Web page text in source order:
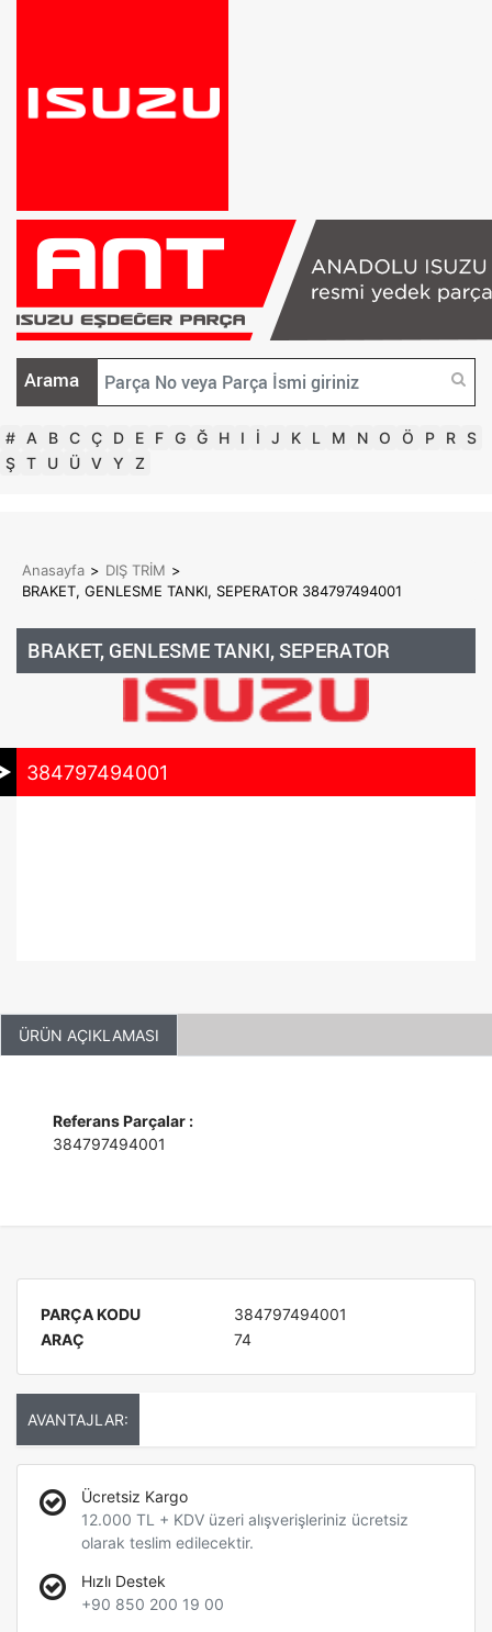
Arama
# A B C Ç D E F G Ğ H I İ J K L M N O Ö P R S
Ş T U Ü V Y Z
Anasayfa > DIŞ TRİM >
BRAKET, GENLESME TANKI, SEPERATOR 384797494001
BRAKET, GENLESME TANKI, SEPERATOR
384797494001
ÜRÜN AÇIKLAMASI
Referans Parçalar :
384797494001
PARÇA KODU
384797494001
ARAÇ
74
AVANTAJLAR:
Ücretsiz Kargo
12.000 TL + KDV üzeri alışverişleriniz ücretsiz
olarak teslim edilecektir.
Hızlı Destek
+90 850 200 19 00